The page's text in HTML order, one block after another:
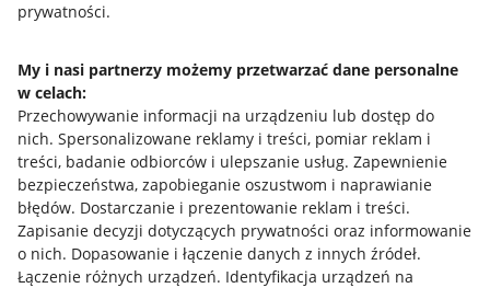
prywatności.
My i nasi partnerzy możemy przetwarzać dane personalne
w celach:
Przechowywanie informacji na urządzeniu lub dostęp do
nich. Spersonalizowane reklamy i treści, pomiar reklam i
treści, badanie odbiorców i ulepszanie usług. Zapewnienie
bezpieczeństwa, zapobieganie oszustwom i naprawianie
błędów. Dostarczanie i prezentowanie reklam i treści.
Zapisanie decyzji dotyczących prywatności oraz informowanie
o nich. Dopasowanie i łączenie danych z innych źródeł.
Łączenie różnych urządzeń. Identyfikacja urządzeń na
Jak to działa
Allegro Gadane dla sprzedających
Allegro Gadane dla kupujących
Mapa miejscowości
Informacje prawne
Regulamin